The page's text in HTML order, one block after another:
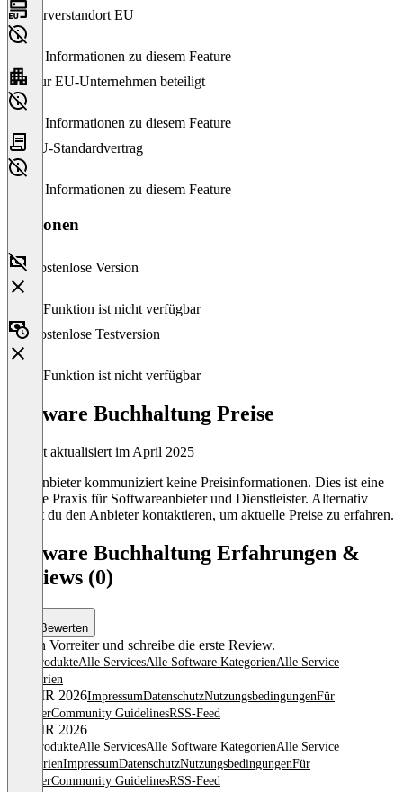
Serverstandort EU
Keine Informationen zu diesem Feature
Nur EU-Unternehmen beteiligt
Keine Informationen zu diesem Feature
EU-Standardvertrag
Keine Informationen zu diesem Feature
Versionen
Kostenlose Version
Diese Funktion ist nicht verfügbar
Kostenlose Testversion
Diese Funktion ist nicht verfügbar
Lexware Buchhaltung Preise
Zuletzt aktualisiert im April 2025
Der Anbieter kommuniziert keine Preisinformationen. Dies ist eine
übliche Praxis für Softwareanbieter und Dienstleister. Alternativ
kannst du den Anbieter kontaktieren, um aktuelle Preise zu erfahren.
Lexware Buchhaltung Erfahrungen &
Reviews (0)
Bewerten
Sei ein Vorreiter und schreibe die erste Review.
Alle ProdukteAlle ServicesAlle Software KategorienAlle Service
Kategorien
© OMR 2026ImpressumDatenschutzNutzungsbedingungenFür
AnbieterCommunity GuidelinesRSS-Feed
© OMR 2026
Alle ProdukteAlle ServicesAlle Software KategorienAlle Service
KategorienImpressumDatenschutzNutzungsbedingungenFür
AnbieterCommunity GuidelinesRSS-Feed